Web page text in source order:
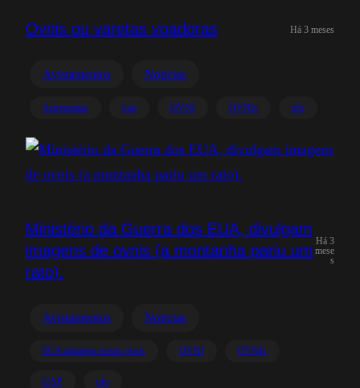
Ovnis ou varetas voadoras Há 3 meses
Avistamentos Noticias
Astronautas Lua OVNI OVNIs ufo
Ministério da Guerra dos EUA, divulgam
imagens de ovnis (a montanha pariu um
rato).
Há 3
mese
s
Avistamentos Noticias
EUA admitem existir ovnis OVNI OVNIs
UAP ufo